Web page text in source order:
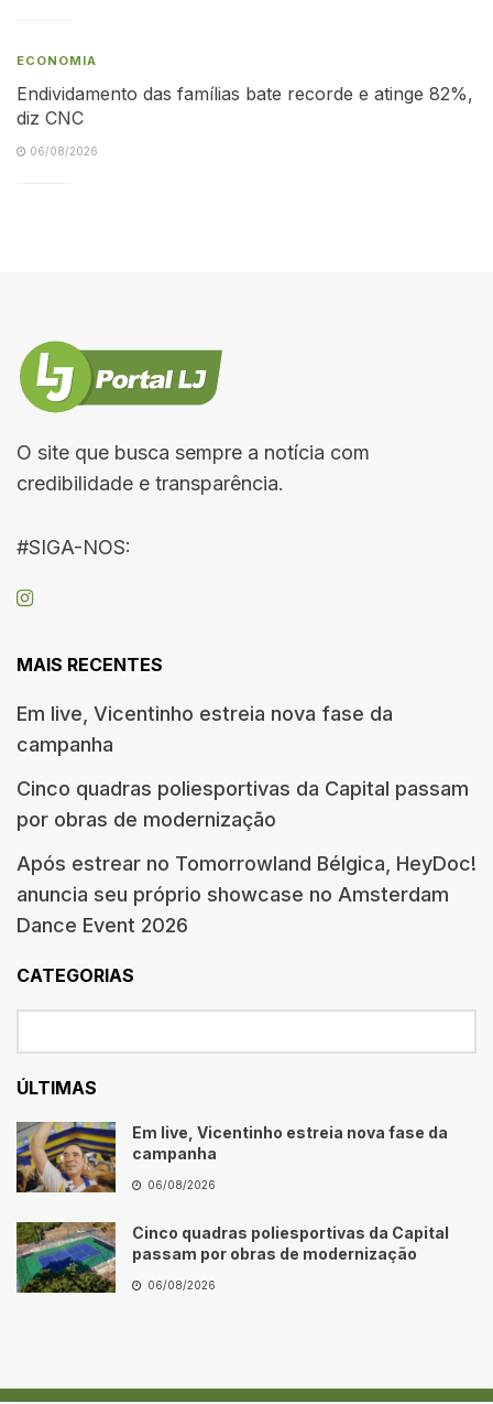
ECONOMIA
Endividamento das famílias bate recorde e atinge 82%,
diz CNC
06/08/2026
O site que busca sempre a notícia com
credibilidade e transparência.
#SIGA-NOS:
MAIS RECENTES
Em live, Vicentinho estreia nova fase da
campanha
Cinco quadras poliesportivas da Capital passam
por obras de modernização
Após estrear no Tomorrowland Bélgica, HeyDoc!
anuncia seu próprio showcase no Amsterdam
Dance Event 2026
CATEGORIAS
ÚLTIMAS
Em live, Vicentinho estreia nova fase da
campanha
06/08/2026
Cinco quadras poliesportivas da Capital
passam por obras de modernização
06/08/2026